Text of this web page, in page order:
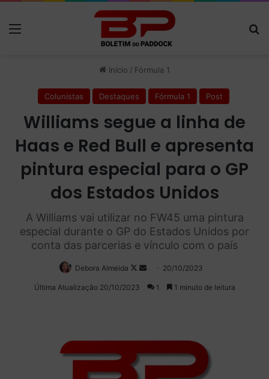
Início / Fórmula 1
Colunistas Destaques Fórmula 1 Post
Williams segue a linha de
Haas e Red Bull e apresenta
pintura especial para o GP
dos Estados Unidos
A Williams vai utilizar no FW45 uma pintura
especial durante o GP do Estados Unidos por
conta das parcerias e vínculo com o país
Debora Almeida
Follow
Mande
um
20/10/2023
Última Atualização 20/10/2023 1 1 minuto de leitura